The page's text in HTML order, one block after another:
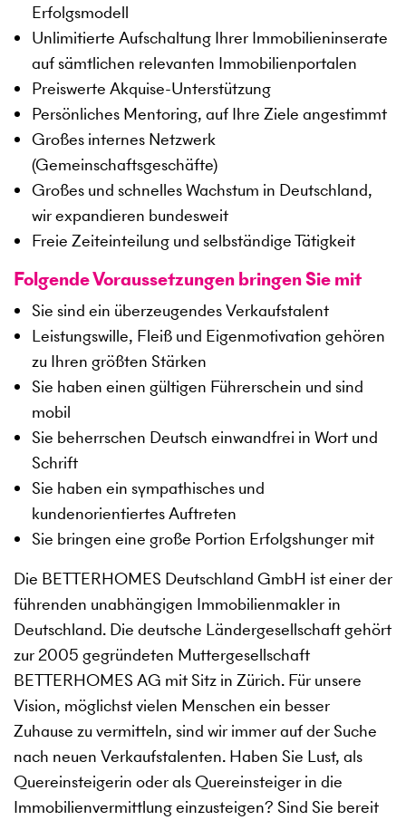
Erfolgsmodell
Unlimitierte Aufschaltung Ihrer Immobilieninserate
auf sämtlichen relevanten Immobilienportalen
Preiswerte Akquise-Unterstützung
Persönliches Mentoring, auf Ihre Ziele angestimmt
Großes internes Netzwerk
(Gemeinschaftsgeschäfte)
Großes und schnelles Wachstum in Deutschland,
wir expandieren bundesweit
Freie Zeiteinteilung und selbständige Tätigkeit
Folgende Voraussetzungen bringen Sie mit
Sie sind ein überzeugendes Verkaufstalent
Leistungswille, Fleiß und Eigenmotivation gehören
zu Ihren größten Stärken
Sie haben einen gültigen Führerschein und sind
mobil
Sie beherrschen Deutsch einwandfrei in Wort und
Schrift
Sie haben ein sympathisches und
kundenorientiertes Auftreten
Sie bringen eine große Portion Erfolgshunger mit
Die BETTERHOMES Deutschland GmbH ist einer der
führenden unabhängigen Immobilienmakler in
Deutschland. Die deutsche Ländergesellschaft gehört
zur 2005 gegründeten Muttergesellschaft
BETTERHOMES AG mit Sitz in Zürich. Für unsere
Vision, möglichst vielen Menschen ein besser
Zuhause zu vermitteln, sind wir immer auf der Suche
nach neuen Verkaufstalenten. Haben Sie Lust, als
Quereinsteigerin oder als Quereinsteiger in die
Immobilienvermittlung einzusteigen? Sind Sie bereit